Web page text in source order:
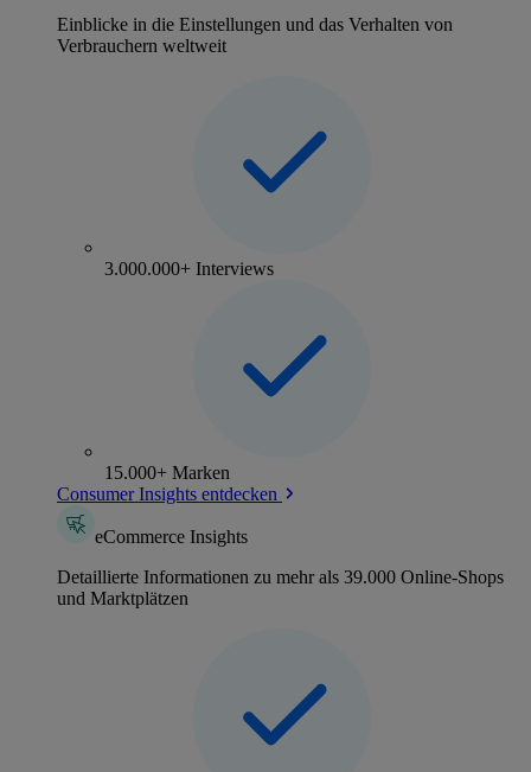
Einblicke in die Einstellungen und das Verhalten von
Verbrauchern weltweit
3.000.000+ Interviews
15.000+ Marken
Consumer Insights entdecken
eCommerce Insights
Detaillierte Informationen zu mehr als 39.000 Online-Shops
und Marktplätzen